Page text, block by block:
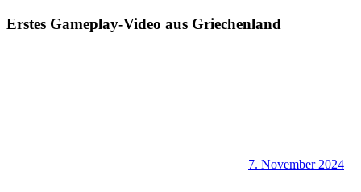
Erstes Gameplay-Video aus Griechenland
7. November 2024